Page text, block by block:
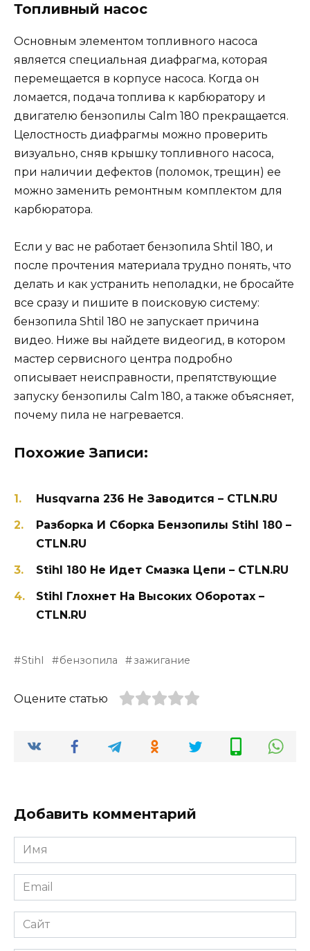
Топливный насос
Основным элементом топливного насоса
является специальная диафрагма, которая
перемещается в корпусе насоса. Когда он
ломается, подача топлива к карбюратору и
двигателю бензопилы Calm 180 прекращается.
Целостность диафрагмы можно проверить
визуально, сняв крышку топливного насоса,
при наличии дефектов (поломок, трещин) ее
можно заменить ремонтным комплектом для
карбюратора.
Если у вас не работает бензопила Shtil 180, и
после прочтения материала трудно понять, что
делать и как устранить неполадки, не бросайте
все сразу и пишите в поисковую систему:
бензопила Shtil 180 не запускает причина
видео. Ниже вы найдете видеогид, в котором
мастер сервисного центра подробно
описывает неисправности, препятствующие
запуску бензопилы Calm 180, а также объясняет,
почему пила не нагревается.
Похожие Записи:
Husqvarna 236 Не Заводится – CTLN.RU
Разборка И Сборка Бензопилы Stihl 180 –
CTLN.RU
Stihl 180 Не Идет Смазка Цепи – CTLN.RU
Stihl Глохнет На Высоких Оборотах –
CTLN.RU
Stihl бензопила зажигание
Оцените статью
Добавить комментарий
Имя
*
Email
*
Сайт